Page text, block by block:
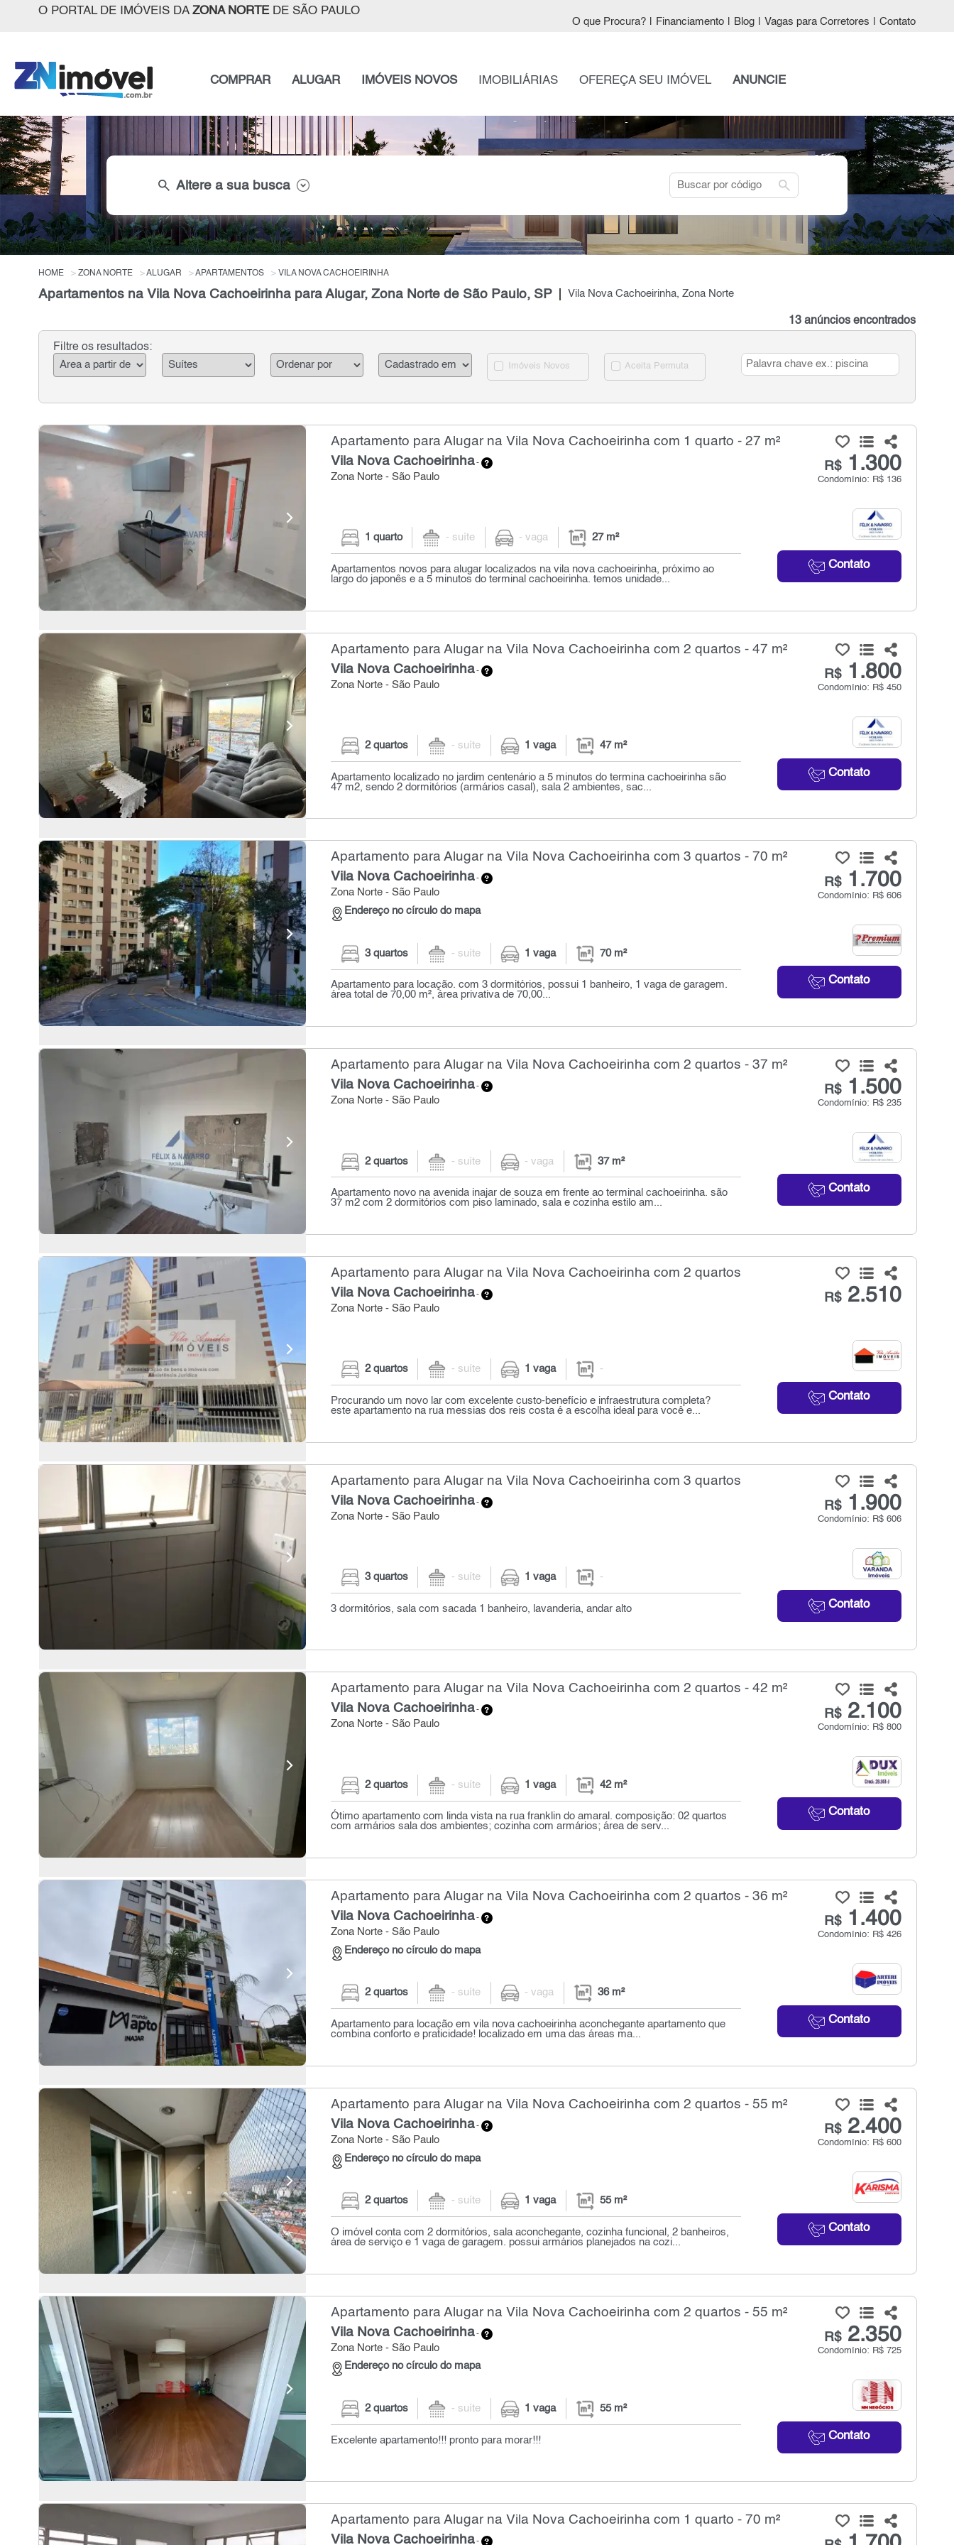
O PORTAL DE IMÓVEIS DA ZONA NORTEDE SÃO PAULO
O que Procura? Financiamento Blog Vagas para Corretores Contato
COMPRAR ALUGAR IMÓVEIS NOVOS IMOBILIÁRIAS OFEREÇA SEU IMÓVEL ANUNCIE
search Altere a sua busca search
HOME ZONA NORTE ALUGAR APARTAMENTOS VILA NOVA CACHOEIRINHA
Apartamentos na Vila Nova Cachoeirinha para Alugar, Zona Norte de São Paulo, SP Vila Nova Cachoeirinha, Zona Norte
13 anúncios encontrados
Filtre os resultados:
Imóveis Novos Aceita Permuta
Apartamento para Alugar na Vila Nova Cachoeirinha com 1 quarto - 27 m²
Vila Nova Cachoeirinha-
Zona Norte - São Paulo
R$1.300
Condomínio: R$ 136
Contato
1 quarto - suíte - vaga 27 m²
Apartamentos novos para alugar localizados na vila nova cachoeirinha, próximo ao
largo do japonês e a 5 minutos do terminal cachoeirinha. temos unidade...
Apartamento para Alugar na Vila Nova Cachoeirinha com 2 quartos - 47 m²
Vila Nova Cachoeirinha-
Zona Norte - São Paulo
R$1.800
Condomínio: R$ 450
Contato
2 quartos - suíte 1 vaga 47 m²
Apartamento localizado no jardim centenário a 5 minutos do termina cachoeirinha são
47 m2, sendo 2 dormitórios (armários casal), sala 2 ambientes, sac...
Apartamento para Alugar na Vila Nova Cachoeirinha com 3 quartos - 70 m²
Vila Nova Cachoeirinha-
Zona Norte - São Paulo
Endereço no círculo do mapa
R$1.700
Condomínio: R$ 606
Contato
3 quartos - suíte 1 vaga 70 m²
Apartamento para locação. com 3 dormitórios, possui 1 banheiro, 1 vaga de garagem.
área total de 70,00 m², área privativa de 70,00...
Apartamento para Alugar na Vila Nova Cachoeirinha com 2 quartos - 37 m²
Vila Nova Cachoeirinha-
Zona Norte - São Paulo
R$1.500
Condomínio: R$ 235
Contato
2 quartos - suíte - vaga 37 m²
Apartamento novo na avenida inajar de souza em frente ao terminal cachoeirinha. são
37 m2 com 2 dormitórios com piso laminado, sala e cozinha estilo am...
Apartamento para Alugar na Vila Nova Cachoeirinha com 2 quartos
Vila Nova Cachoeirinha-
Zona Norte - São Paulo
R$2.510
Contato
2 quartos - suíte 1 vaga -
Procurando um novo lar com excelente custo-benefício e infraestrutura completa?
este apartamento na rua messias dos reis costa é a escolha ideal para você e...
Apartamento para Alugar na Vila Nova Cachoeirinha com 3 quartos
Vila Nova Cachoeirinha-
Zona Norte - São Paulo
R$1.900
Condomínio: R$ 606
Contato
3 quartos - suíte 1 vaga -
3 dormitórios, sala com sacada 1 banheiro, lavanderia, andar alto
Apartamento para Alugar na Vila Nova Cachoeirinha com 2 quartos - 42 m²
Vila Nova Cachoeirinha-
Zona Norte - São Paulo
R$2.100
Condomínio: R$ 800
Contato
2 quartos - suíte 1 vaga 42 m²
Ótimo apartamento com linda vista na rua franklin do amaral. composição: 02 quartos
com armários sala dos ambientes; cozinha com armários; área de serv...
Apartamento para Alugar na Vila Nova Cachoeirinha com 2 quartos - 36 m²
Vila Nova Cachoeirinha-
Zona Norte - São Paulo
Endereço no círculo do mapa
R$1.400
Condomínio: R$ 426
Contato
2 quartos - suíte - vaga 36 m²
Apartamento para locação em vila nova cachoeirinha aconchegante apartamento que
combina conforto e praticidade! localizado em uma das áreas ma...
Apartamento para Alugar na Vila Nova Cachoeirinha com 2 quartos - 55 m²
Vila Nova Cachoeirinha-
Zona Norte - São Paulo
Endereço no círculo do mapa
R$2.400
Condomínio: R$ 600
Contato
2 quartos - suíte 1 vaga 55 m²
O imóvel conta com 2 dormitórios, sala aconchegante, cozinha funcional, 2 banheiros,
área de serviço e 1 vaga de garagem. possui armários planejados na cozi...
Apartamento para Alugar na Vila Nova Cachoeirinha com 2 quartos - 55 m²
Vila Nova Cachoeirinha-
Zona Norte - São Paulo
Endereço no círculo do mapa
R$2.350
Condomínio: R$ 725
Contato
2 quartos - suíte 1 vaga 55 m²
Excelente apartamento!!! pronto para morar!!!
Apartamento para Alugar na Vila Nova Cachoeirinha com 1 quarto - 70 m²
Vila Nova Cachoeirinha-